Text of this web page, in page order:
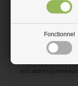
Fonctionnel
Ces panneaux
sont à usage
être utilisés comme
constituent un
qui crée une
acoustiques sont
feutre et n'ont donc
nos autres